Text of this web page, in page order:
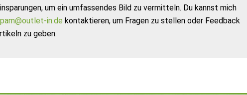
um ein umfassendes Bild zu vermitteln. Du kannst mich
pam@outlet-in.de kontaktieren, um Fragen zu stellen oder Feedback
zu geben.